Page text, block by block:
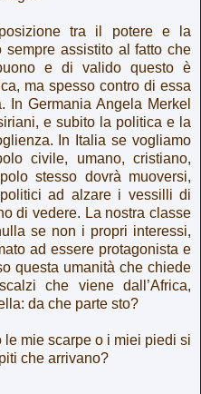
tra il potere e la
assistito al fatto che
e di valido questo è
ma spesso contro di essa
In Germania Angela Merkel
e subito la politica e la
In Italia se vogliamo
civile, umano, cristiano,
stesso dovrà muoversi,
ad alzare i vessilli di
di vedere. La nostra classe
se non i propri interessi,
ad essere protagonista e
questa umanità che chiede
che viene dall’Africa,
da che parte sto?
mie scarpe o i miei piedi si
che arrivano?